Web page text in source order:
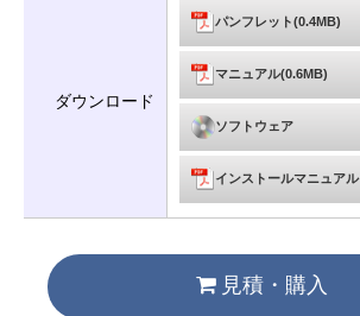
ダウンロード
パンフレット(0.4MB)
マニュアル(0.6MB)
ソフトウェア
インストールマニュアル
見積・購入